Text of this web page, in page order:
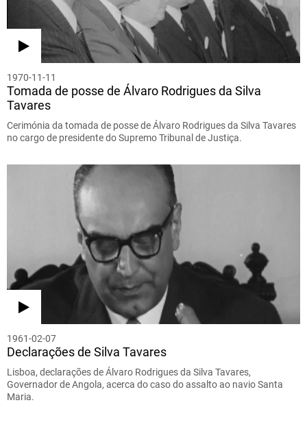
1970-11-11
Tomada de posse de Álvaro Rodrigues da Silva
Tavares
Cerimónia da tomada de posse de Álvaro Rodrigues da Silva Tavares
no cargo de presidente do Supremo Tribunal de Justiça.
1961-02-07
Declarações de Silva Tavares
Lisboa, declarações de Álvaro Rodrigues da Silva Tavares,
Governador de Angola, acerca do caso do assalto ao navio Santa
Maria.